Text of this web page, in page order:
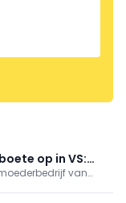
op in VS:
van